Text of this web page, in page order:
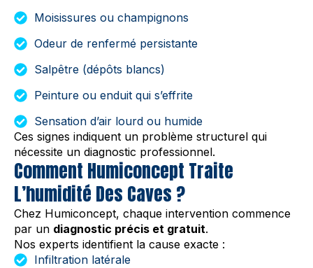
Moisissures ou champignons
Odeur de renfermé persistante
Salpêtre (dépôts blancs)
Peinture ou enduit qui s’effrite
Sensation d’air lourd ou humide
Ces signes indiquent un problème structurel qui
nécessite un diagnostic professionnel.
Comment Humiconcept Traite
L’humidité Des Caves ?
Chez Humiconcept, chaque intervention commence
par un diagnostic précis et gratuit.
Nos experts identifient la cause exacte :
Infiltration latérale